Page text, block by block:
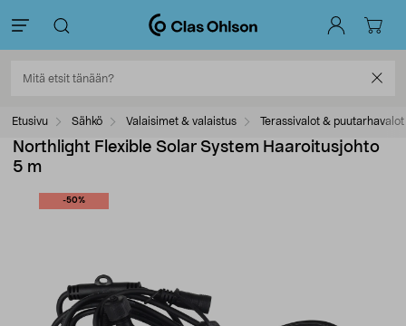
Etusivu Sähkö Valaisimet & valaistus Terassivalot & puutarhavalot
Northlight Flexible Solar System Haaroitusjohto
5 m
-50%